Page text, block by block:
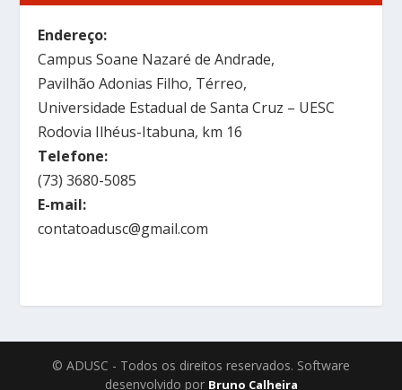
Endereço:
Campus Soane Nazaré de Andrade,
Pavilhão Adonias Filho, Térreo,
Universidade Estadual de Santa Cruz – UESC
Rodovia Ilhéus-Itabuna, km 16
Telefone:
(73) 3680-5085
E-mail:
contatoadusc@gmail.com
© ADUSC - Todos os direitos reservados. Software
desenvolvido por Bruno Calheira